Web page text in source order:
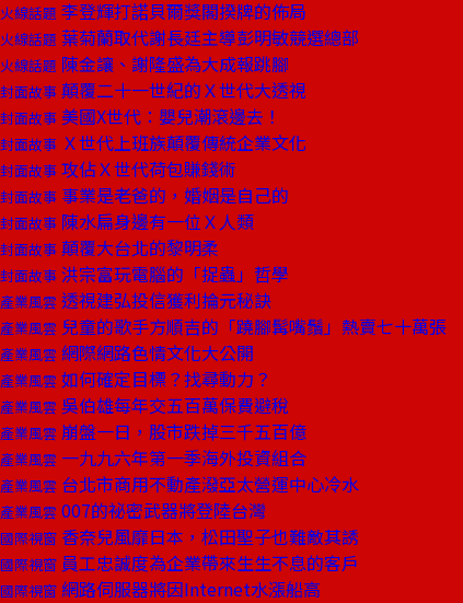
火線話題 李登輝打諾貝爾獎閣揆牌的佈局
火線話題 葉菊蘭取代謝長廷主導彭明敏競選總部
火線話題 陳金讓、謝隆盛為大成報跳腳
封面故事 顛覆二十一世紀的Ｘ世代大透視
封面故事 美國X世代：嬰兒潮滾邊去！
封面故事 Ｘ世代上班族顛覆傳統企業文化
封面故事 攻佔Ｘ世代荷包賺錢術
封面故事 事業是老爸的，婚姻是自己的
封面故事 陳水扁身邊有一位Ｘ人類
封面故事 顛覆大台北的黎明柔
封面故事 洪宗富玩電腦的「捉蟲」哲學
產業風雲 透視建弘投信獲利掄元秘訣
產業風雲 兒童的歌手方順吉的「蹺腳髯嘴鬚」熱賣七十萬張
產業風雲 網際網路色情文化大公開
產業風雲 如何確定目標？找尋動力？
產業風雲 吳伯雄每年交五百萬保費避稅
產業風雲 崩盤一日，股市跌掉三千五百億
產業風雲 一九九六年第一季海外投資組合
產業風雲 台北市商用不動產潑亞太營運中心冷水
產業風雲 007的祕密武器將登陸台灣
國際視窗 香奈兒風靡日本，松田聖子也難敵其誘
國際視窗 員工忠誠度為企業帶來生生不息的客戶
國際視窗 網路伺服器將因Internet水漲船高